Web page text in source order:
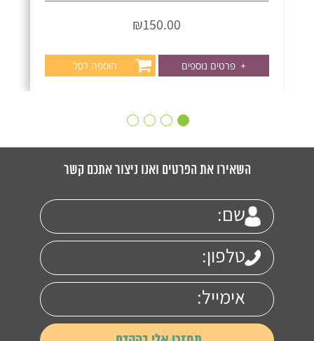
₪150.00
+ פרטים נוספים הוספה לסל
השאירו את הפרטים ואנו ניצור אתכם קשר